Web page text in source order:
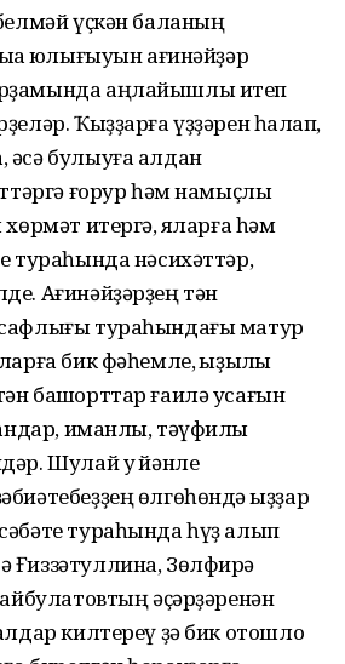
үҫкән баланың
юлығыуын ағинәйҙәр
аңлайышлы итеп
Ҡыҙҙарға үҙҙәрен һаҡлап,
булыуға алдан
ғорур һәм намыҫлы
итергә, яҡларға һәм
тураһында нәсихәттәр,
Ағинәйҙәрҙең тән
тураһындағы матур
бик фәһемле, ҡыҙыҡлы
башҡорттар ғаилә усағын
иманлы, тәүфиҡлы
Шулай уҡ йәнле
өлгөһөндә ҡыҙҙар
тураһында һүҙ алып
Ғиззәтуллина, Зөлфирә
әҫәрҙәренән
килтереү ҙә бик отошло